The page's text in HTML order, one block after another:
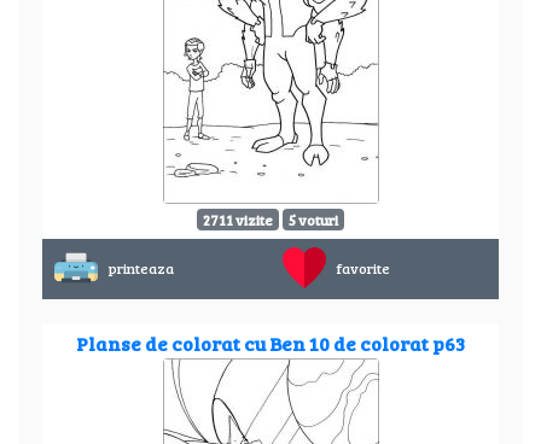
2711 vizite 5 voturi
printeaza favorite
Planse de colorat cu Ben 10 de colorat p63